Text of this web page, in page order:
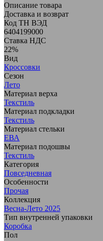
Описание товара
Доставка и возврат
Код ТН ВЭД
6404199000
Ставка НДС
22%
Вид
Кроссовки
Сезон
Лето
Материал верха
Текстиль
Материал подкладки
Текстиль
Материал стельки
ЕВА
Материал подошвы
Текстиль
Категория
Повседневная
Особенности
Прочая
Коллекция
Весна-Лето 2025
Тип внутренней упаковки
Коробка
Пол